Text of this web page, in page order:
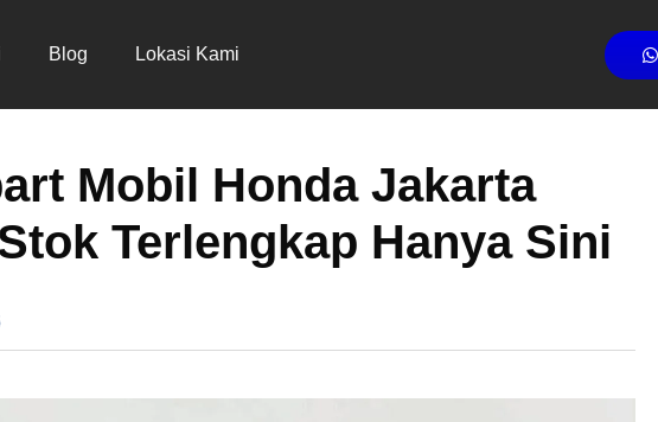
Blog Lokasi Kami
Mobil Honda Jakarta
Terlengkap Hanya Sini